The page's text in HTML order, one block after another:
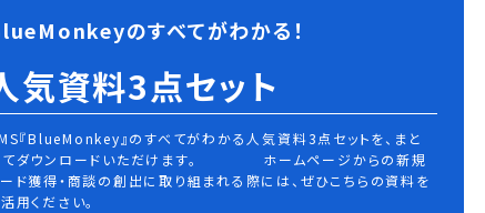
のすべてがわかる！
気資料3点セット
『BlueMonkey』のすべてがわかる人気資料3点セットを、まと
てダウンロードいただけます。 ホームページからの新規
ード獲得・商談の創出に取り組まれる際には、ぜひこちらの資料を
用ください。